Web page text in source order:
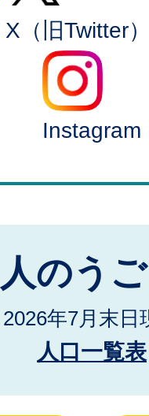
X（旧Twitter
Instagram
人のう
2026年7月末日
人口一覧表